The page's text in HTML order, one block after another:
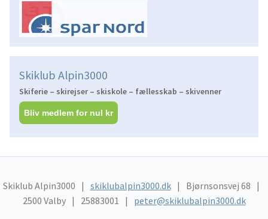
Skiklub Alpin3000
Skiferie – skirejser – skiskole – fællesskab – skivenner
Bliv medlem for nul kr
Skiklub Alpin3000 skiklubalpin3000.dk
Bjørnsonsvej 68
2500 Valby
25883001 peter@skiklubalpin3000.dk